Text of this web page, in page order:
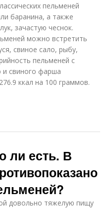
пельменей
баранина, а также
зачастую чеснок.
можно встретить
свиное сало, рыбу,
пельменей с
и свиного фарша
ккал на 100 граммов.
ли есть. В
довольно тяжелую пищу